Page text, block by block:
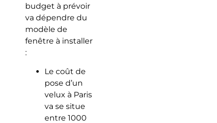
budget à prévoir
va dépendre du
modèle de
fenêtre à installer
:
Le coût de
pose d’un
velux à Paris
va se situe
entre 1000